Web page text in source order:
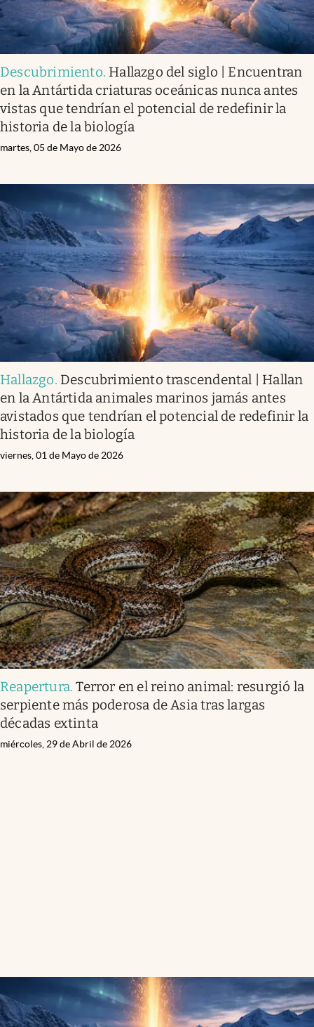
Descubrimiento. Hallazgo del siglo | Encuentran
en la Antártida criaturas oceánicas nunca antes
vistas que tendrían el potencial de redefinir la
historia de la biología
martes, 05 de Mayo de 2026
Hallazgo. Descubrimiento trascendental | Hallan
en la Antártida animales marinos jamás antes
avistados que tendrían el potencial de redefinir la
historia de la biología
viernes, 01 de Mayo de 2026
Reapertura.Terror en el reino animal: resurgió la
serpiente más poderosa de Asia tras largas
décadas extinta
miércoles, 29 de Abril de 2026